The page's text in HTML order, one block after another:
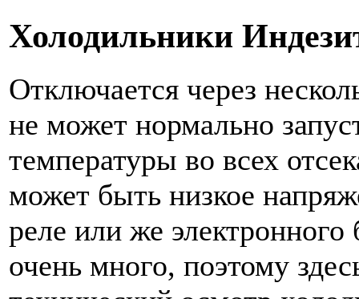
Холодильники
Отключается через
не может нормально
температуры во всех
может быть низкое
реле или же
очень много, поэтому